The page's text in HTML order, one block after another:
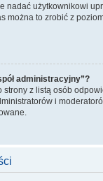
nadać użytkownikowi
można to zrobić z
administracyjny”?
strony z listą osób
i